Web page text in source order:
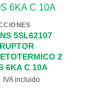
5SL62107
2
6KA C 10A
IVA incluido